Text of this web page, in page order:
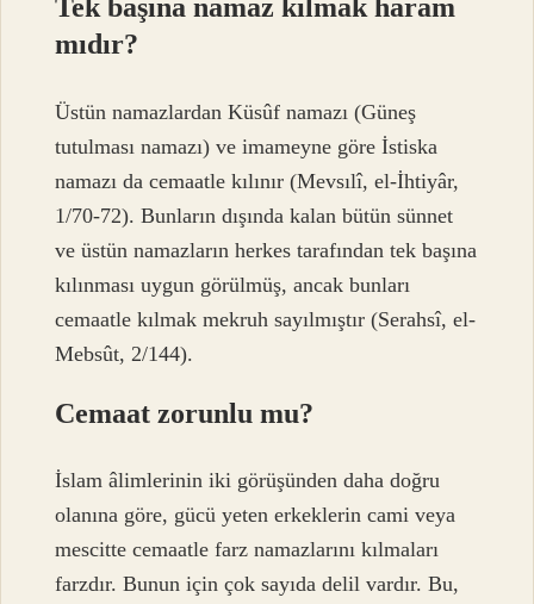
Tek başına namaz kılmak haram
mıdır?
Üstün namazlardan Küsûf namazı (Güneş
tutulması namazı) ve imameyne göre İstiska
namazı da cemaatle kılınır (Mevsılî, el-İhtiyâr,
1/70-72). Bunların dışında kalan bütün sünnet
ve üstün namazların herkes tarafından tek başına
kılınması uygun görülmüş, ancak bunları
cemaatle kılmak mekruh sayılmıştır (Serahsî, el-
Mebsût, 2/144).
Cemaat zorunlu mu?
İslam âlimlerinin iki görüşünden daha doğru
olanına göre, gücü yeten erkeklerin cami veya
mescitte cemaatle farz namazlarını kılmaları
farzdır. Bunun için çok sayıda delil vardır. Bu,